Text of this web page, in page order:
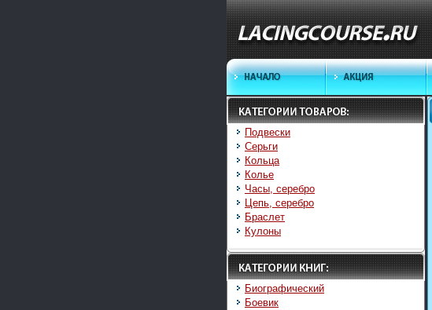
Подвески
Серьги
Кольца
Колье
Часы, серебро
Цепь, серебро
Браслет
Кулоны
Биографический
Боевик